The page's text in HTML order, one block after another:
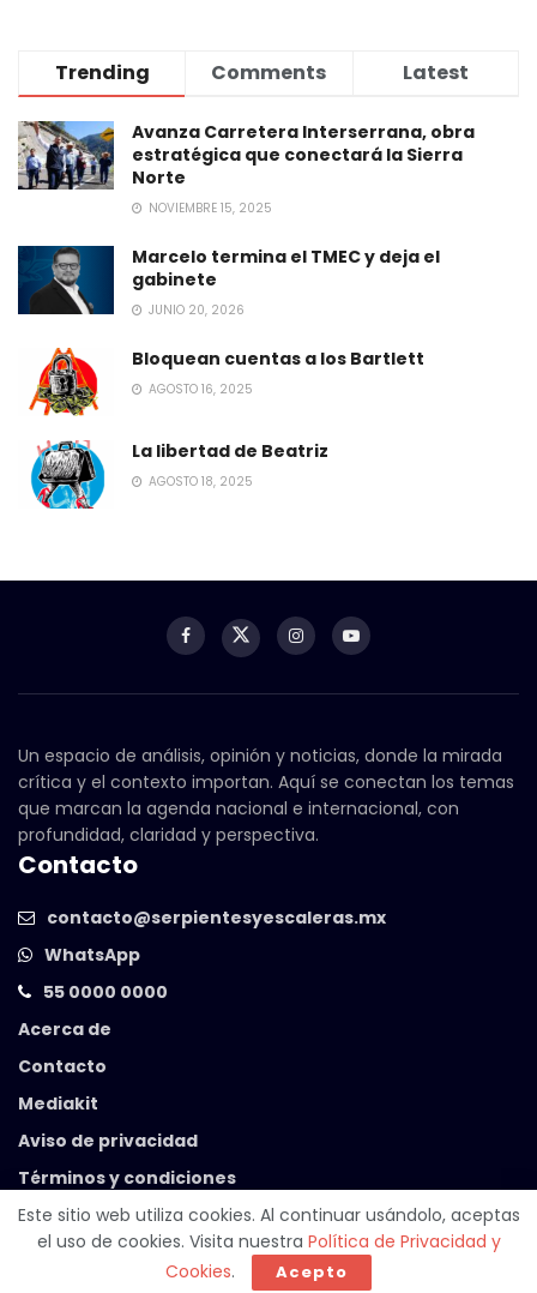
Trending Comments Latest
Avanza Carretera Interserrana, obra
estratégica que conectará la Sierra
Norte
NOVIEMBRE 15, 2025
Marcelo termina el TMEC y deja el
gabinete
JUNIO 20, 2026
Bloquean cuentas a los Bartlett
AGOSTO 16, 2025
La libertad de Beatriz
AGOSTO 18, 2025
Un espacio de análisis, opinión y noticias, donde la mirada
crítica y el contexto importan. Aquí se conectan los temas
que marcan la agenda nacional e internacional, con
profundidad, claridad y perspectiva.
Contacto
contacto@serpientesyescaleras.mx
WhatsApp
55 0000 0000
Acerca de
Contacto
Mediakit
Aviso de privacidad
Términos y condiciones
© 2025 Serpientes y Escaleras. Powered by
Este sitio web utiliza cookies. Al continuar usándolo, aceptas
el uso de cookies. Visita nuestra Política de Privacidad y
Cookies. Acepto